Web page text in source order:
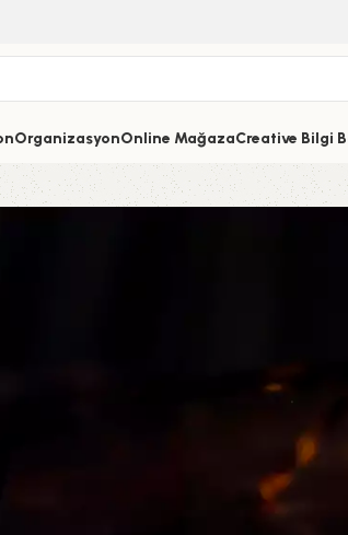
OrganizasyonOnline MağazaCreative Bilgi